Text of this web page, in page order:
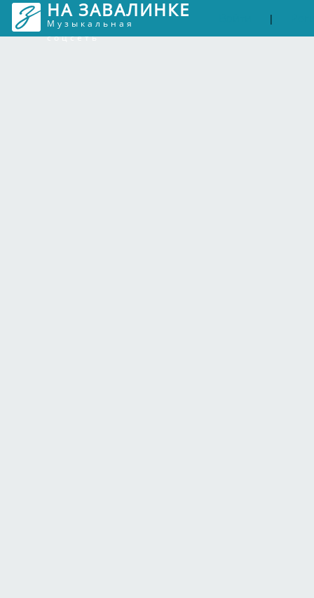
НА ЗАВАЛИНКЕ
Музыкальная
соцсеть
|